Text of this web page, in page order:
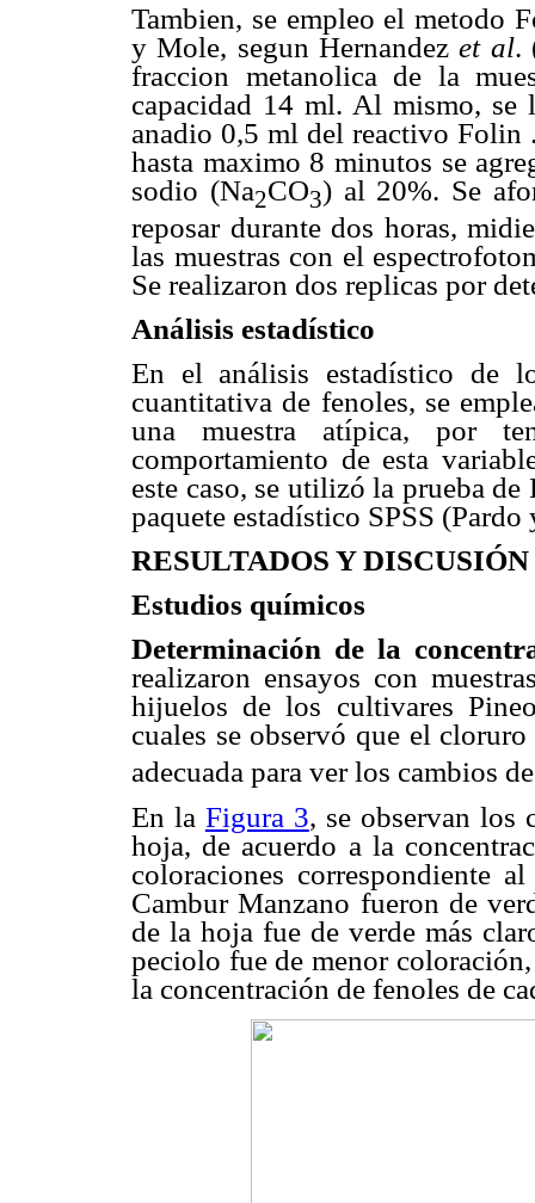
Tambien, se empleo el metodo
y Mole, segun Hernandezet al.
fraccion metanolica de la
capacidad 14 ml. Al mismo, se
anadio 0,5 ml del reactivo
hasta maximo 8 minutos se
sodio (Na2CO3) al 20%. Se
reposar durante dos horas,
las muestras con el
Se realizaron dos replicas por
Análisis estadístico
En el análisis estadístico de
cuantitativa de fenoles, se
una muestra atípica, por
comportamiento de esta
este caso, se utilizó la prueba
paquete estadístico SPSS
RESULTADOS Y DISCUSIÓN
Estudios químicos
Determinación de la
realizaron ensayos con
hijuelos de los cultivares
cuales se observó que el
adecuada para ver los cambios
En la Figura 3, se observan los
hoja, de acuerdo a la
coloraciones correspondiente
Cambur Manzano fueron de
de la hoja fue de verde más
peciolo fue de menor
la concentración de fenoles de